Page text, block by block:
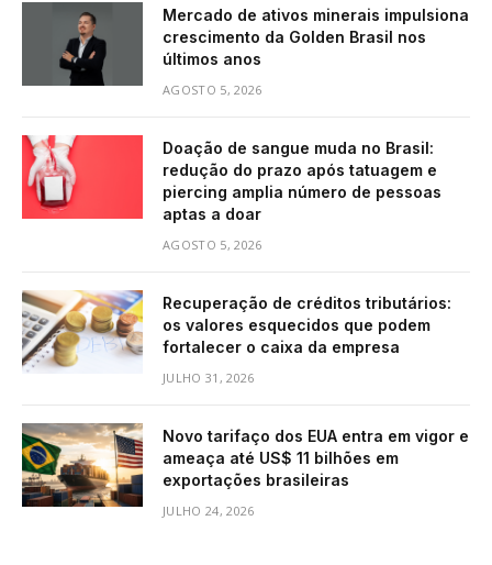
Mercado de ativos minerais impulsiona
crescimento da Golden Brasil nos
últimos anos
AGOSTO 5, 2026
Doação de sangue muda no Brasil:
redução do prazo após tatuagem e
piercing amplia número de pessoas
aptas a doar
AGOSTO 5, 2026
Recuperação de créditos tributários:
os valores esquecidos que podem
fortalecer o caixa da empresa
JULHO 31, 2026
Novo tarifaço dos EUA entra em vigor e
ameaça até US$ 11 bilhões em
exportações brasileiras
JULHO 24, 2026